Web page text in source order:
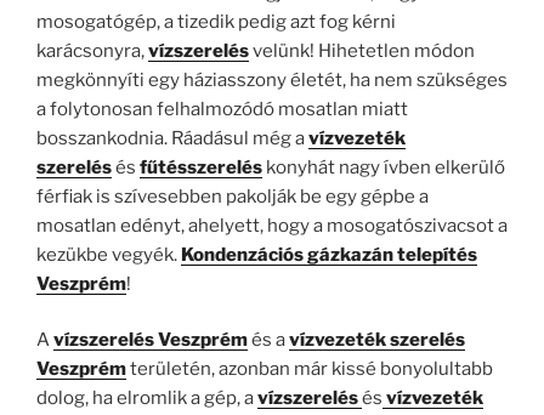
mosogatógép, a tizedik pedig azt fog kérni
karácsonyra,vízszerelésvelünk! Hihetetlen módon
megkönnyíti egy háziasszony életét, ha nem szükséges
a folytonosan felhalmozódó mosatlan miatt
bosszankodnia. Ráadásul még avízvezeték
szerelésés fűtésszerelés konyhát nagy ívben elkerülő
férfiak is szívesebben pakolják be egy gépbe a
mosatlan edényt, ahelyett, hogy a mosogatószivacsot a
kezükbe vegyék. Kondenzációs gázkazán telepítés
Veszprém!
AvízszerelésVeszprémés avízvezeték szerelés
Veszprémterületén, azonban már kissé bonyolultabb
dolog, ha elromlik a gép, avízszerelésés vízvezeték